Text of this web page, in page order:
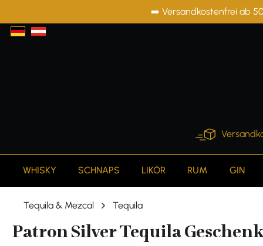
Zur Hauptnavigation springen➡️ Versandkostenfrei ab
WHISKY SCHNAPS LIKÖR RUM GIN
Tequila & Mezcal Tequila
Patron Silver Tequila